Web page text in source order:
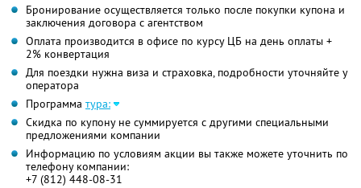
Бронирование осуществляется только после покупки купона и
заключения договора с агентством
Оплата производится в офисе по курсу ЦБ на день оплаты +
2% конвертация
Для поездки нужна виза и страховка, подробности уточняйте у
оператора
Программа тура:
Скидка по купону не суммируется с другими специальными
предложениями компании
Информацию по условиям акции вы также можете уточнить по
телефону компании:
+7 (812) 448-08-31